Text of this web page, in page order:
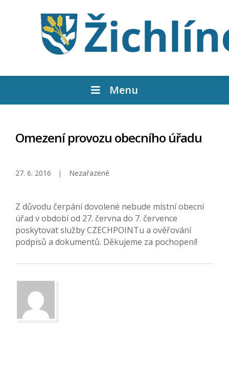
Menu
Omezení provozu obecního úřadu
27. 6. 2016 Nezařazené
Z důvodu čerpání dovolené nebude místní obecní
úřad v období od 27. června do 7. července
poskytovat služby CZECHPOINTu a ověřování
podpisů a dokumentů. Děkujeme za pochopení!